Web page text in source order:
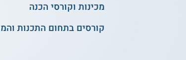
מכינות וקורסי הכנה
קורסים בתחום התכנות